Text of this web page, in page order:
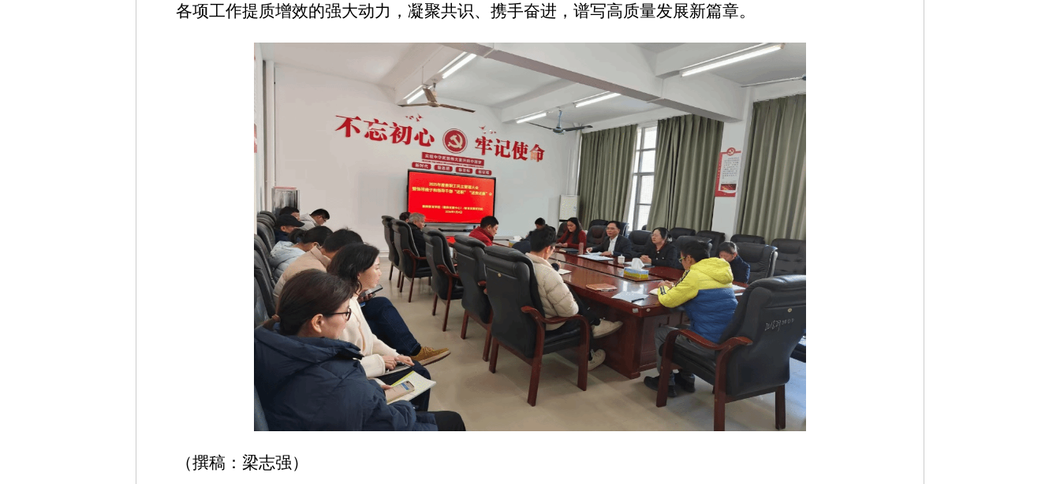
各项工作提质增效的强大动力，凝聚共识、携手奋进，谱写高质量发展新篇章。
（撰稿：梁志强）